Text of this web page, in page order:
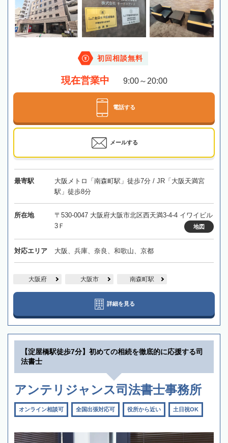
初回相談無料
現在営業中 9:00～20:00
電話する
メールする
最寄駅
大阪メトロ「南森町駅」徒歩7分 / JR「大阪天満宮
駅」徒歩8分
所在地
〒530-0047 大阪府大阪市北区西天満3-4-4 イワイビル
3Ｆ
地図
対応エリア 大阪、兵庫、奈良、和歌山、京都
大阪府 大阪市 南森町駅
詳細を見る
【淀屋橋駅徒歩7分】初めての相続を徹底的に応援する司
法書士
アンテリジャンス司法書士事務所
オンライン相談可 全国出張対応可 役所から近い 土日祝OK